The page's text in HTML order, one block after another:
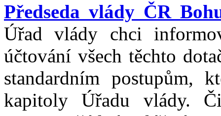
Předseda vlády ČR
Úřad vlády chci
účtování všech těchto
standardním postupům,
kapitoly Úřadu vlády.